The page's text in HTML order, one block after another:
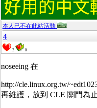
本人已不在此站活動
4
2 0
noseeing 在
http://cle.linux.org.tw/
再維護，放到 CLE 關門為